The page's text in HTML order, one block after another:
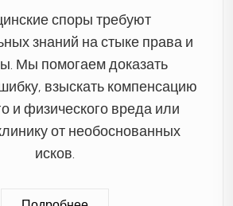
споры требуют
знаний на стыке права и
Мы помогаем доказать
взыскать компенсацию
и физического вреда или
от необоснованных
исков.